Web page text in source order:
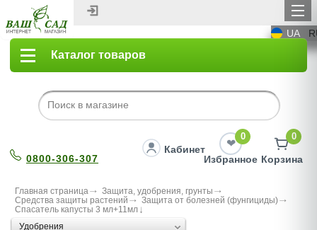
UA
Каталог товаров
0800-306-307
Кабинет
0
Избранное
0
Корзина
Главная страница
Защита, удобрения, грунты
Средства защиты растений
Защита от болезней (фунгициды)
Спасатель капусты 3 мл+11мл
Удобрения